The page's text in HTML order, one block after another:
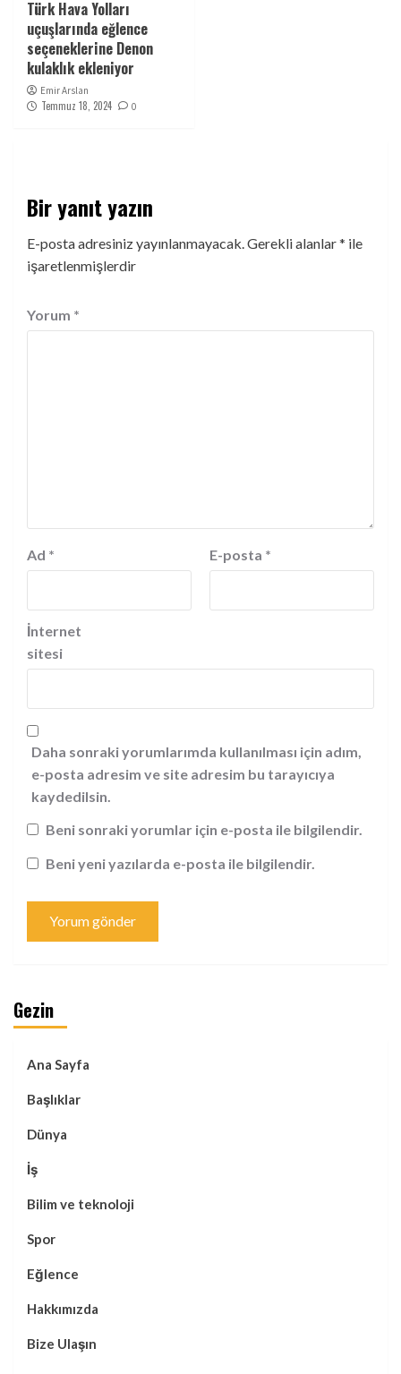
Türk Hava Yolları
uçuşlarında eğlence
seçeneklerine Denon
kulaklık ekleniyor
Emir Arslan
Temmuz 18, 2024 0
Bir yanıt yazın
E-posta adresiniz yayınlanmayacak. Gerekli alanlar* ile
işaretlenmişlerdir
Yorum *
Ad * E-posta *
İnternet
sitesi
Daha sonraki yorumlarımda kullanılması için adım,
e-posta adresim ve site adresim bu tarayıcıya
kaydedilsin.
Beni sonraki yorumlar için e-posta ile bilgilendir.
Beni yeni yazılarda e-posta ile bilgilendir.
Gezin
Ana Sayfa
Başlıklar
Dünya
İş
Bilim ve teknoloji
Spor
Eğlence
Hakkımızda
Bize Ulaşın